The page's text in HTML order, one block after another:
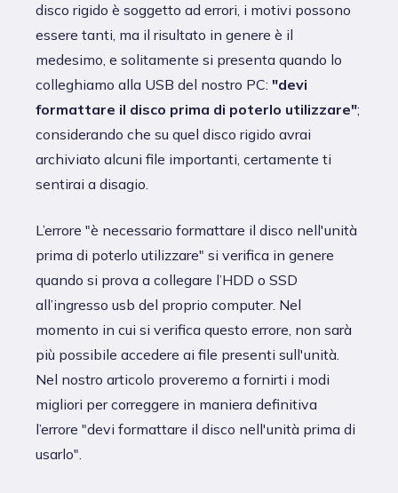
disco rigido è soggetto ad errori, i motivi possono
essere tanti, ma il risultato in genere è il
medesimo, e solitamente si presenta quando lo
colleghiamo alla USB del nostro PC: "devi
formattare il disco prima di poterlo utilizzare";
considerando che su quel disco rigido avrai
archiviato alcuni file importanti, certamente ti
sentirai a disagio.
L’errore "è necessario formattare il disco nell'unità
prima di poterlo utilizzare" si verifica in genere
quando si prova a collegare l’HDD o SSD
all’ingresso usb del proprio computer. Nel
momento in cui si verifica questo errore, non sarà
più possibile accedere ai file presenti sull'unità.
Nel nostro articolo proveremo a fornirti i modi
migliori per correggere in maniera definitiva
l’errore "devi formattare il disco nell'unità prima di
usarlo".